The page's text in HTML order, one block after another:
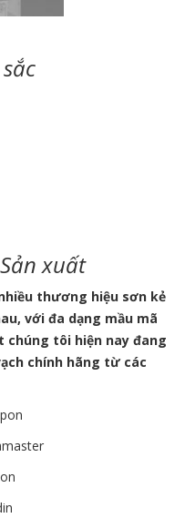
xuất
thương hiệu sơn kẻ
với đa dạng mầu mã
chúng tôi hiện nay đang
chính hãng từ các